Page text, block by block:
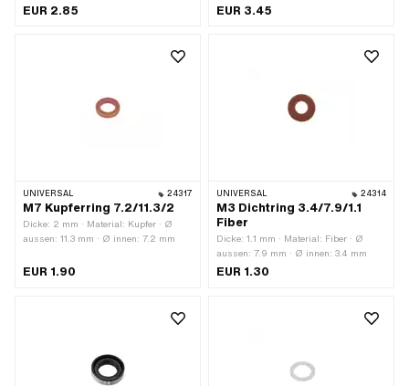
EUR 2.85
Schnurdicke: 2 mm · Härte: 70 Shore ·
EUR 3.45
UNIVERSAL 24317
M7 Kupferring 7.2/11.3/2
Dicke: 2 mm · Material: Kupfer · Ø
aussen: 11.3 mm · Ø innen: 7.2 mm
EUR 1.90
UNIVERSAL 24314
M3 Dichtring 3.4/7.9/1.1
Fiber
Dicke: 1.1 mm · Material: Fiber · Ø
aussen: 7.9 mm · Ø innen: 3.4 mm
EUR 1.30